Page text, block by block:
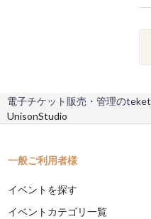
電子チケット販売・管理のteket
UnisonStudio
一般ご利用者様
イベントを探す
イベントカテゴリ一覧